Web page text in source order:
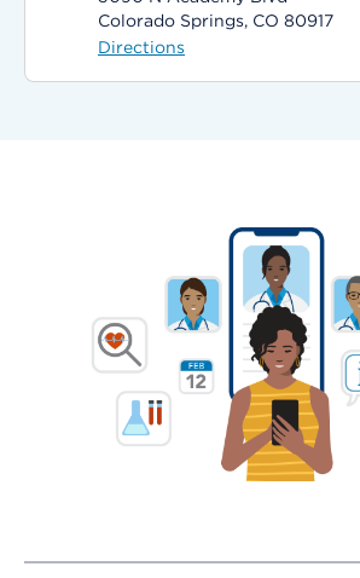
Colorado Springs, CO 80917
Directions